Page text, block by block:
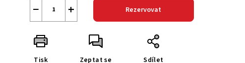
+
− Rezervovat
Tisk Zeptat se Sdílet